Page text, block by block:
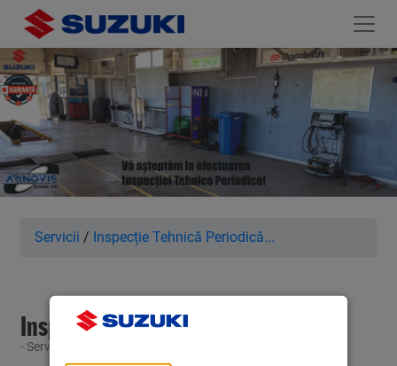
Servicii / Inspecție Tehnică Periodică...
Inspecție Tehnică Periodică
- Service